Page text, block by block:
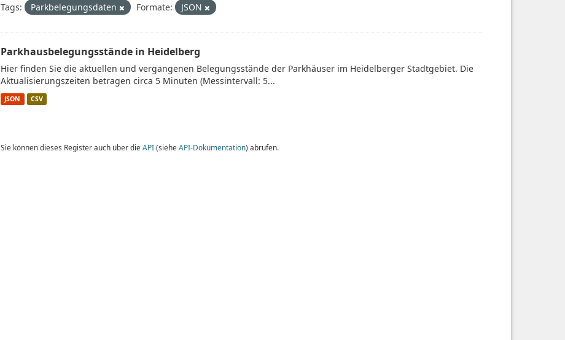
Tags: Parkbelegungsdaten Formate: JSON
Parkhausbelegungsstände in Heidelberg
Hier finden Sie die aktuellen und vergangenen Belegungsstände der Parkhäuser im Heidelberger Stadtgebiet. Die
Aktualisierungszeiten betragen circa 5 Minuten (Messintervall: 5...
JSON CSV
Sie können dieses Register auch über die API(siehe API-Dokumentation) abrufen.